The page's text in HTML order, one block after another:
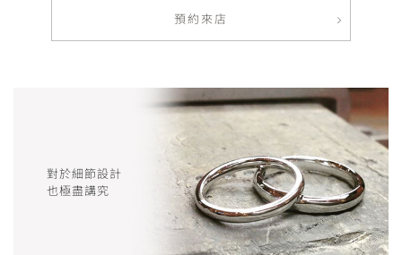
預約來店
對於細節設計
也極盡講究